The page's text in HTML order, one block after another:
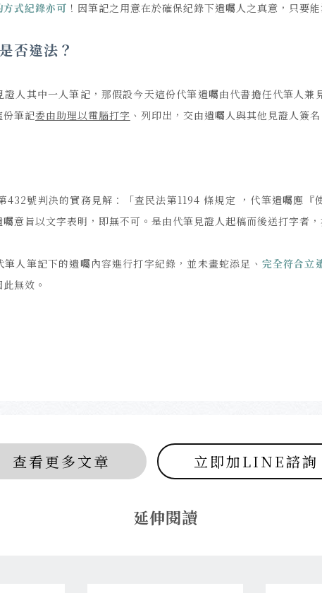
式紀錄亦可 ！因筆記之用意在於確保紀錄下遺囑人之真意，只要
否違法？
人其中一人筆記，那假設今天這份代筆遺囑由代書擔任代筆人兼
份筆記委由助理以電腦打字 、列印出，交由遺囑人與其他見證人簽
432號判決的實務見解：「查民法第1194 條規定 ，代筆遺囑應『
意旨以文字表明，即無不可。是由代筆見證人起稿而後送打字者，
人筆記下的遺囑內容進行打字紀錄，並未畫蛇添足、 完全符合立
無效。
查看更多文章 立即加LINE諮詢
延伸閱讀